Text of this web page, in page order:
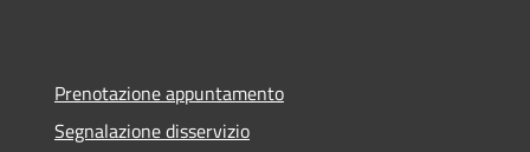
Prenotazione appuntamento
Segnalazione disservizio